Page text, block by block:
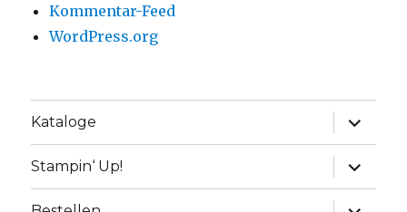
Kommentar-Feed
WordPress.org
Kataloge
Stampin‘ Up!